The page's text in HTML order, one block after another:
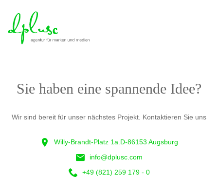
Sie haben eine spannende Idee?
Wir sind bereit für unser nächstes Projekt. Kontaktieren Sie uns
Willy-Brandt-Platz 1a. D-86153 Augsburg
info@dplusc.com
+49 (821) 259 179 - 0